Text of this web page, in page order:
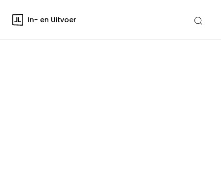
In- en Uitvoer